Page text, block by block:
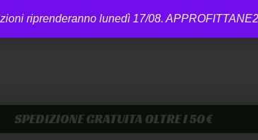
riprenderanno lunedì 17/08.
SPEDIZIONE GRATUITA OLTRE I 50€